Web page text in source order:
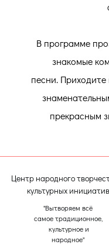
В программе
знакомые
песни. Приходите
прекрасным
Центр народного
культурных инициатив
"Вытворяем всё
самое традиционное,
культурное и
народное"